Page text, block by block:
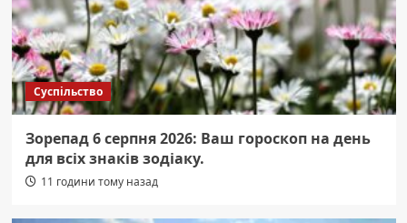
Суспільство
Зорепад 6 серпня 2026: Ваш гороскоп на день
для всіх знаків зодіаку.
11 години тому назад